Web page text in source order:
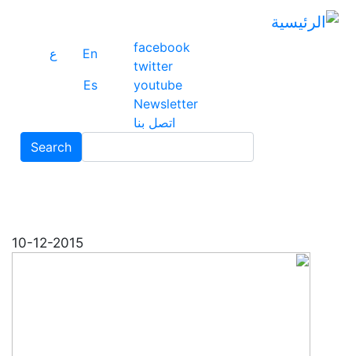
facebook
twitter
youtube
Newsletter
اتصل بنا
En
ع
Es
Search
Search
10-12-2015